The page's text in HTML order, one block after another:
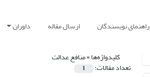
راهنمای نویسندگان ارسال مقاله داوران
کلیدواژه‌ها =منافع عدالت
تعداد مقالات: 1